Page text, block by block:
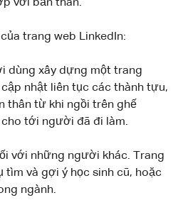
với bản thân.
trang web LinkedIn:
dùng xây dựng một trang
nhật liên tục các thành tựu,
thân từ khi ngồi trên ghế
tới người đã đi làm.
với những người khác. Trang
tìm và gợi ý học sinh cũ, hoặc
ngành.